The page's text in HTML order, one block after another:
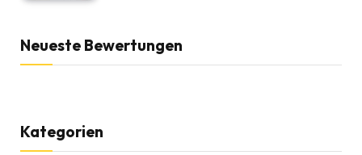
Neueste Bewertungen
Kategorien